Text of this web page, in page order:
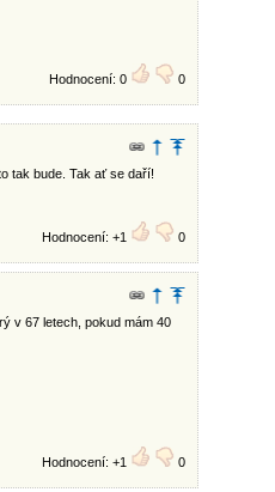
Hodnocení: 0 0
tak bude. Tak ať se daří!
Hodnocení: +1 0
v 67 letech, pokud mám 40
Hodnocení: +1 0